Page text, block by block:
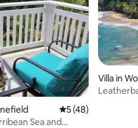
Gemiddelde
5 (48)
Sea and
Villa in